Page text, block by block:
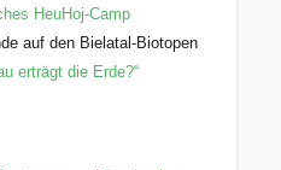
HeuHoj-Camp
auf den Bielatal-Biotopen
erträgt die Erde?“